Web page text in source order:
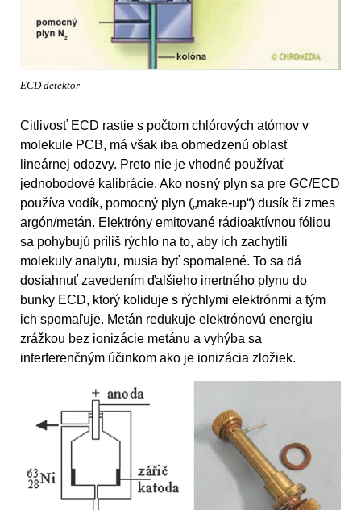
ECD detektor
Citlivosť ECD rastie s počtom chlórových atómov v
molekule PCB, má však iba obmedzenú oblasť
lineárnej odozvy. Preto nie je vhodné používať
jednobodové kalibrácie. Ako nosný plyn sa pre GC/ECD
používa vodík, pomocný plyn („make-up“) dusík či zmes
argón/metán. Elektróny emitované rádioaktívnou fóliou
sa pohybujú príliš rýchlo na to, aby ich zachytili
molekuly analytu, musia byť spomalené. To sa dá
dosiahnuť zavedením ďalšieho inertného plynu do
bunky ECD, ktorý koliduje s rýchlymi elektrónmi a tým
ich spomaľuje. Metán redukuje elektrónovú energiu
zrážkou bez ionizácie metánu a vyhýba sa
interferenčným účinkom ako je ionizácia zložiek.